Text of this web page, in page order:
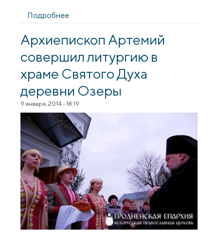
Подробнее
Озеры в Жировичи
Архиепископ Артемий
совершил литургию в
храме Святого Духа
деревни Озеры
9 января, 2014 - 18:19